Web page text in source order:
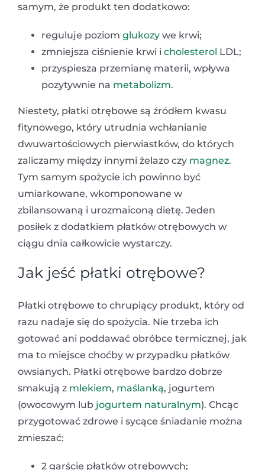
samym, że produkt ten dodatkowo:
reguluje poziom glukozy we krwi;
zmniejsza ciśnienie krwi i cholesterol LDL;
przyspiesza przemianę materii, wpływa
pozytywnie na metabolizm.
Niestety, płatki otrębowe są źródłem kwasu
fitynowego, który utrudnia wchłanianie
dwuwartościowych pierwiastków, do których
zaliczamy między innymi żelazo czy magnez.
Tym samym spożycie ich powinno być
umiarkowane, wkomponowane w
zbilansowaną i urozmaiconą dietę. Jeden
posiłek z dodatkiem płatków otrębowych w
ciągu dnia całkowicie wystarczy.
Jak jeść płatki otrębowe?
Płatki otrębowe to chrupiący produkt, który od
razu nadaje się do spożycia. Nie trzeba ich
gotować ani poddawać obróbce termicznej, jak
ma to miejsce choćby w przypadku płatków
owsianych. Płatki otrębowe bardzo dobrze
smakują z mlekiem, maślanką, jogurtem
(owocowym lub jogurtem naturalnym). Chcąc
przygotować zdrowe i sycące śniadanie można
zmieszać:
2 garście płatków otrębowych;